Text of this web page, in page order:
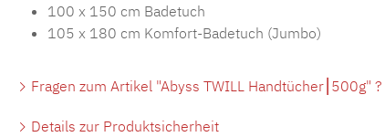
100 x 150 cm Badetuch
105 x 180 cm Komfort-Badetuch (Jumbo)
Fragen zum Artikel "Abyss TWILL Handtücher⎮500g" ?
Details zur Produktsicherheit